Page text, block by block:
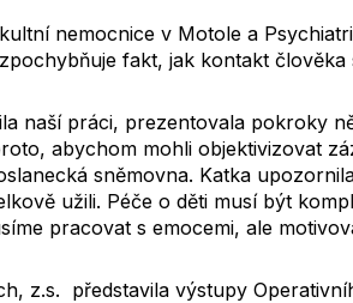
nemocnice v Motole a
fakt, jak kontakt
naší práci, prezentovala pokroky
abychom mohli objektivizovat
sněmovna. Katka
užili. Péče o děti musí být
pracovat s emocemi, ale
z.s. představila výstupy